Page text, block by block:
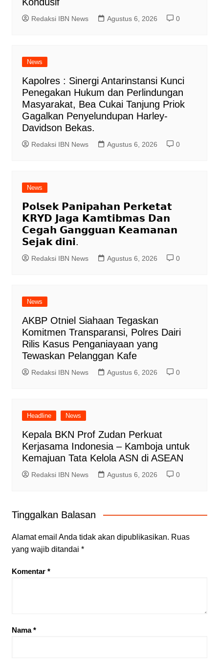
Redaksi IBN News Agustus 6, 2026 0
News
Kapolres : Sinergi Antarinstansi Kunci
Penegakan Hukum dan Perlindungan
Masyarakat, Bea Cukai Tanjung Priok
Gagalkan Penyelundupan Harley-
Davidson Bekas.
Redaksi IBN News Agustus 6, 2026 0
News
𝗣𝗼𝗹𝘀𝗲𝗸 𝗣𝗮𝗻𝗶𝗽𝗮𝗵𝗮𝗻 𝗣𝗲𝗿𝗸𝗲𝘁𝗮𝘁
𝗞𝗥𝗬𝗗 𝗝𝗮𝗴𝗮 𝗞𝗮𝗺𝘁𝗶𝗯𝗺𝗮𝘀 𝗗𝗮𝗻
𝗖𝗲𝗴𝗮𝗵 𝗚𝗮𝗻𝗴𝗴𝘂𝗮𝗻 𝗞𝗲𝗮𝗺𝗮𝗻𝗮𝗻
𝗦𝗲𝗷𝗮𝗸 𝗱𝗶𝗻𝗶.
Redaksi IBN News Agustus 6, 2026 0
News
AKBP Otniel Siahaan Tegaskan
Komitmen Transparansi, Polres Dairi
Rilis Kasus Penganiayaan yang
Tewaskan Pelanggan Kafe
Redaksi IBN News Agustus 6, 2026 0
Headline News
Kepala BKN Prof Zudan Perkuat
Kerjasama Indonesia – Kamboja untuk
Kemajuan Tata Kelola ASN di ASEAN
Redaksi IBN News Agustus 6, 2026 0
Tinggalkan Balasan
Alamat email Anda tidak akan dipublikasikan. Ruas
yang wajib ditandai *
Komentar *
Nama*